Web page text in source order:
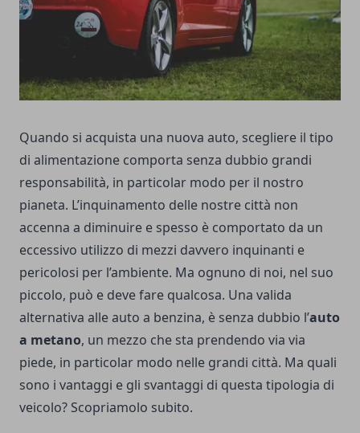
Quando si acquista una nuova auto, scegliere il tipo
di alimentazione comporta senza dubbio grandi
responsabilità, in particolar modo per il nostro
pianeta. L’inquinamento delle nostre città non
accenna a diminuire e spesso è comportato da un
eccessivo utilizzo di mezzi davvero inquinanti e
pericolosi per l’ambiente. Ma ognuno di noi, nel suo
piccolo, può e deve fare qualcosa. Una valida
alternativa alle auto a benzina, è senza dubbio l’auto
a metano, un mezzo che sta prendendo via via
piede, in particolar modo nelle grandi città. Ma quali
sono i vantaggi e gli svantaggi di questa tipologia di
veicolo? Scopriamolo subito.